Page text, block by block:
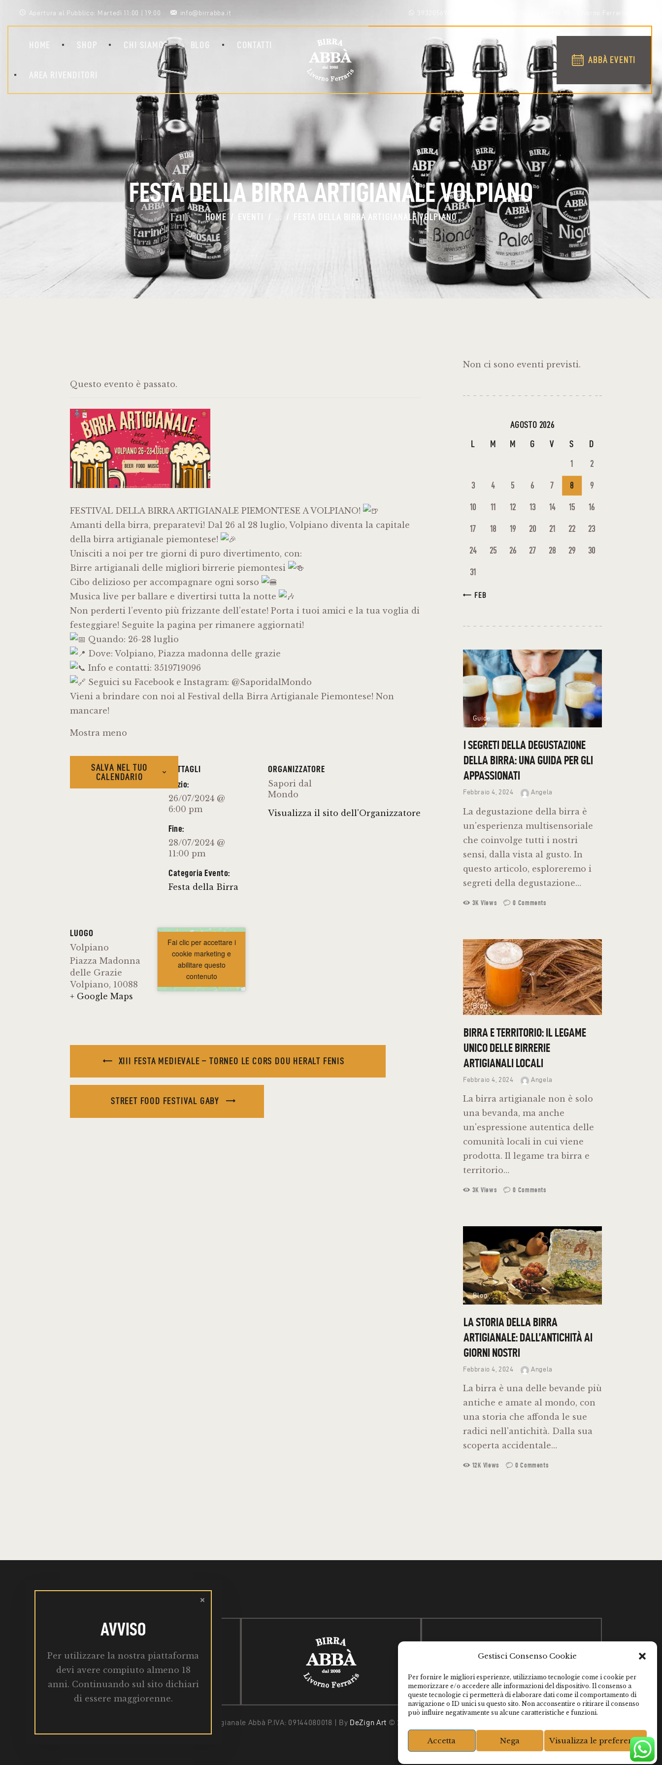
Gestisci Consenso Cookie
Per fornire le migliori esperienze, utilizziamo tecnologie come i cookie per
memorizzare e/o accedere alle informazioni del dispositivo. Il consenso a
queste tecnologie ci permetterà di elaborare dati come il comportamento di
navigazione o ID unici su questo sito. Non acconsentire o ritirare il consenso
può influire negativamente su alcune caratteristiche e funzioni.
Accetta Nega Visualizza le preferenze
Apertura al Pubblico: Martedì 11:00 | 19:00 info@birrabba.it via Conti della Rocchetta 39 - Livorno Ferraris (VC)
HOME SHOP CHI SIAMO BLOG CONTATTI
AREA RIVENDITORI
ABBÀ EVENTI
FESTA DELLA BIRRA ARTIGIANALE VOLPIANO
HOME FESTA DELLA BIRRA ARTIGIANALE VOLPIANO
Questo evento è passato.
FESTIVAL DELLA BIRRA ARTIGIANALE PIEMONTESE A VOLPIANO!
Amanti della birra, preparatevi! Dal 26 al 28 luglio, Volpiano diventa la capitale
della birra artigianale piemontese!
Unisciti a noi per tre giorni di puro divertimento, con:
Birre artigianali delle migliori birrerie piemontesi
Cibo delizioso per accompagnare ogni sorso
Musica live per ballare e divertirsi tutta la notte
Non perderti l’evento più frizzante dell’estate! Porta i tuoi amici e la tua voglia di
festeggiare! Seguite la pagina per rimanere aggiornati!
Quando: 26-28 luglio
Dove: Volpiano, Piazza madonna delle grazie
Info e contatti: 3519719096
Seguici su Facebook e Instagram: @SaporidalMondo
Vieni a brindare con noi al Festival della Birra Artigianale Piemontese! Non
mancare!
Mostra meno
SALVA NEL TUO
CALENDARIO
DETTAGLI
Inizio:
26/07/2024 @
6:00 pm
Fine:
28/07/2024 @
11:00 pm
Categoria Evento:
Festa della Birra
ORGANIZZATORE
Sapori dal
Mondo
Visualizza il sito dell'Organizzatore
LUOGO
Volpiano
Piazza Madonna
delle Grazie
Volpiano, 10088
+ Google Maps
Fai clic per accettare i
cookie marketing e
abilitare questo
contenuto
XIII FESTA MEDIEVALE – TORNEO LE CORS DOU HERALT FENIS
STREET FOOD FESTIVAL GABY
Non ci sono eventi previsti.
AGOSTO 2026
L M M G V S D
1 2
3 4 5 6 7 8 9
10 11 12 13 14 15 16
17 18 19 20 21 22 23
24 25 26 27 28 29 30
31
« FEB
Guide
I SEGRETI DELLA DEGUSTAZIONE
DELLA BIRRA: UNA GUIDA PER GLI
APPASSIONATI
Febbraio 4, 2024 Angela
La degustazione della birra è
un'esperienza multisensoriale
che coinvolge tutti i nostri
sensi, dalla vista al gusto. In
questo articolo, esploreremo i
segreti della degustazione…
3K Views 0 Comments
Blog
BIRRA E TERRITORIO: IL LEGAME
UNICO DELLE BIRRERIE
ARTIGIANALI LOCALI
Febbraio 4, 2024 Angela
La birra artigianale non è solo
una bevanda, ma anche
un'espressione autentica delle
comunità locali in cui viene
prodotta. Il legame tra birra e
territorio…
3K Views 0 Comments
Blog
LA STORIA DELLA BIRRA
ARTIGIANALE: DALL’ANTICHITÀ AI
GIORNI NOSTRI
Febbraio 4, 2024 Angela
La birra è una delle bevande più
antiche e amate al mondo, con
una storia che affonda le sue
radici nell'antichità. Dalla sua
scoperta accidentale…
12K Views 0 Comments
Martedì : 10:00 – 19:00
info@birrabba.it
via Conti della Rocchetta 39 – Livorno
Ferraris (VC)
Birrificio artigianale Abbà P.IVA: 09144080018 | By DeZign Art © 2026. All Rights Reserved.
AVVISO
Per utilizzare la nostra piattaforma
devi avere compiuto almeno 18
anni. Continuando sul sito dichiari
di essere maggiorenne.